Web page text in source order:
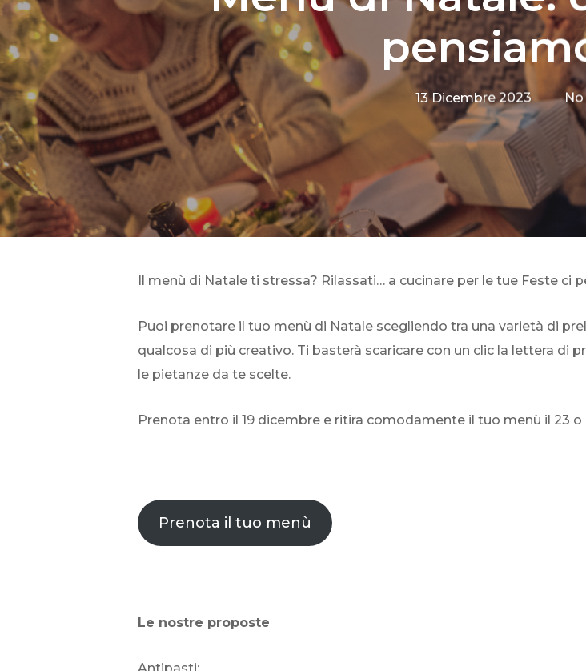
13 Dicembre 2023
Il menù di Natale ti stressa? Rilassati… a cucinare per le tue Feste ci
Puoi prenotare il tuo menù di Natale scegliendo tra una varietà di
qualcosa di più creativo. Ti basterà scaricare con un clic la lettera di
le pietanze da te scelte.
Prenota entro il 19 dicembre e ritira comodamente il tuo menù il 23 o
Prenota il tuo menù
Le nostre proposte